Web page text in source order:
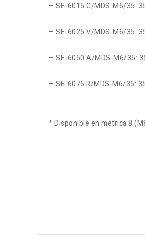
– SE-6015 G/MDS-M6/35:
– SE-6025 V/MDS-M6/35:
– SE-6050 A/MDS-M6/35:
– SE-6075 R/MDS-M6/35:
* Disponible en métrica 8